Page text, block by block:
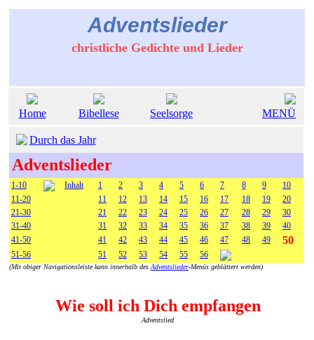
Adventslieder
christliche Gedichte und Lieder
Home Bibellese Seelsorge MENÜ
Durch das Jahr
Adventslieder
1-10 Inhalt 1 2 3 4 5 6 7 8 9
10
11-20
11 12 13 14 15 16 17 18 19
20
21-30
21 22 23 24 25 26 27 28 29
30
31-40
31 32 33 34 35 36 37 38 39
40
41-50
41 42 43 44 45 46 47 48 49 50
51-56 51 52 53 54 55 56
(Mit obiger Navigationsleiste kann innerhalb des Adventslieder-Menüs geblättert werden)
Wie soll ich Dich empfangen
Adventslied